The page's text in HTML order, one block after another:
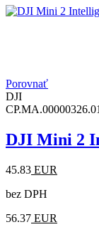
Porovnať
DJI
CP.MA.00000326.01
DJI Mini 2
45.83 EUR
bez DPH
56.37 EUR